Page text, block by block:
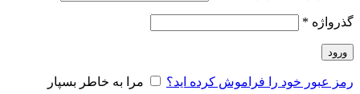
گذرواژه *
ورود
رمز عبور خود را فراموش کرده اید؟ مرا به خاطر بسپار